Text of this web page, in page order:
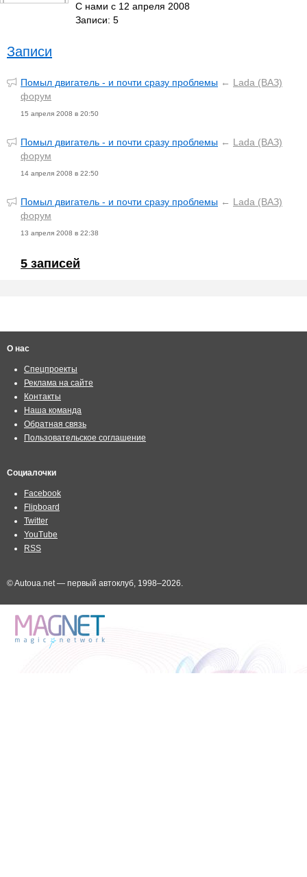
С нами с 12 апреля 2008
Записи: 5
Записи
Помыл двигатель - и почти сразу проблемы ← Lada (ВАЗ)
форум
15 апреля 2008 в 20:50
Помыл двигатель - и почти сразу проблемы ← Lada (ВАЗ)
форум
14 апреля 2008 в 22:50
Помыл двигатель - и почти сразу проблемы ← Lada (ВАЗ)
форум
13 апреля 2008 в 22:38
5 записей
О нас
Спецпроекты
Реклама на сайте
Контакты
Наша команда
Обратная связь
Пользовательское соглашение
Социалочки
Facebook
Flipboard
Twitter
YouTube
RSS
© Autoua.net — первый автоклуб, 1998–2026.